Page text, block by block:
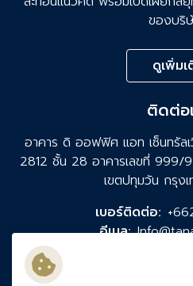
ของบริ
ดูเพิ่มเ
ติดต่อ
อาคาร ดิ ออฟฟิศ แอท เซ็นทรั
2812 ชั้น 28 อาคารเลขที่ 999/
เขตปทุมวัน กรุง
เบอร์ติดต่อ:
อีเมล: